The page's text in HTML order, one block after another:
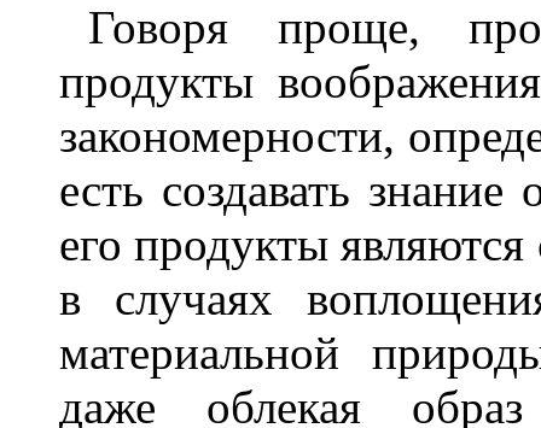
Говоря проще,
продукты
закономерности,
есть создавать
его продукты
в случаях
материальной
даже облекая